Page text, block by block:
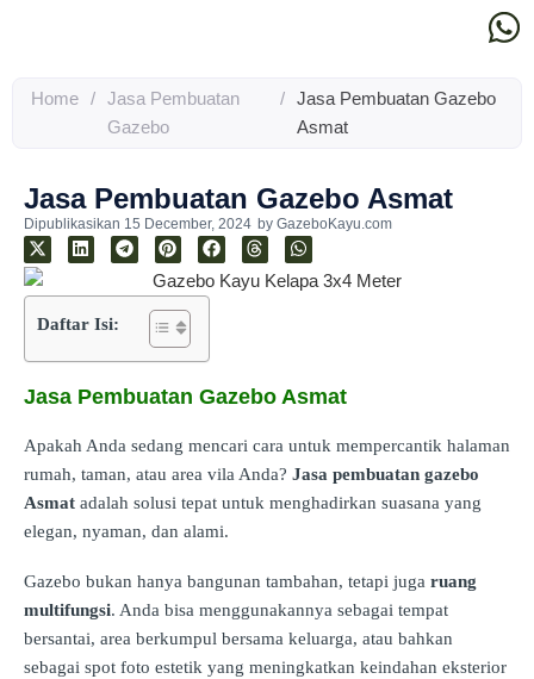
Home / Jasa Pembuatan
Gazebo
/
Jasa Pembuatan Gazebo
Asmat
Jasa Pembuatan Gazebo Asmat
Dipublikasikan 15 December, 2024 by GazeboKayu.com
Daftar Isi:
Jasa Pembuatan Gazebo Asmat
Apakah Anda sedang mencari cara untuk mempercantik halaman
rumah, taman, atau area vila Anda? Jasa pembuatan gazebo
Asmat adalah solusi tepat untuk menghadirkan suasana yang
elegan, nyaman, dan alami.
Gazebo bukan hanya bangunan tambahan, tetapi juga ruang
multifungsi. Anda bisa menggunakannya sebagai tempat
bersantai, area berkumpul bersama keluarga, atau bahkan
sebagai spot foto estetik yang meningkatkan keindahan eksterior